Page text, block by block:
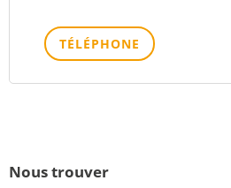
TÉLÉPHONE
Nous trouver